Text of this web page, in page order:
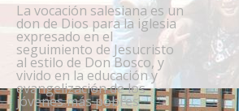
La vocación salesiana es un
don de Dios para la iglesia
expresado en el
seguimiento de Jesucristo
al estilo de Don Bosco, y
vivido en la educación y
evangelización de los
jóvenes más pobres